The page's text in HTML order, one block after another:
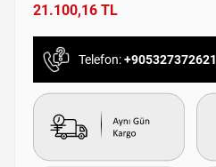
21.100,16 TL
Telefon:+905327372621